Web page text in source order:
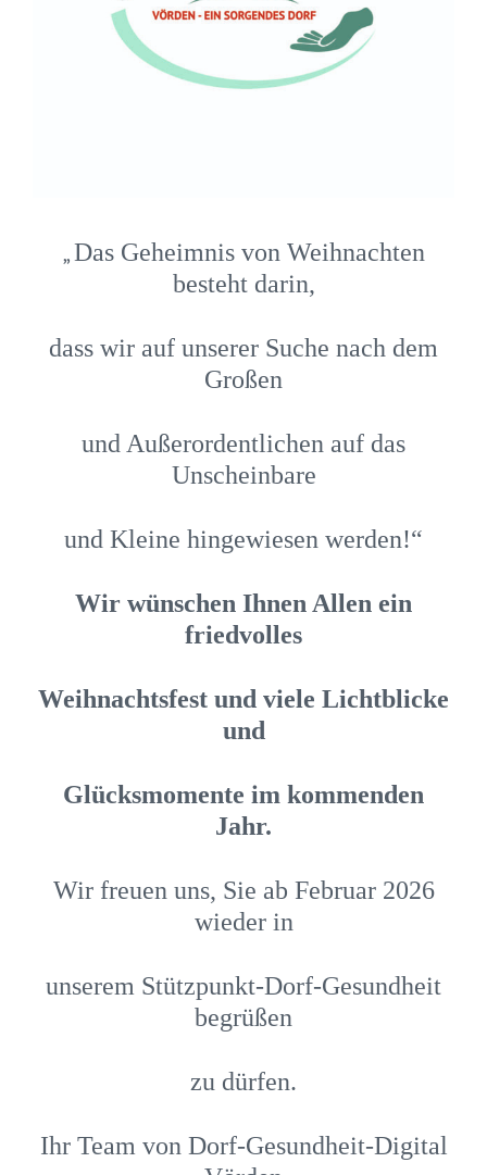
„Das Geheimnis von Weihnachten
besteht darin,
dass wir auf unserer Suche nach dem
Großen
und Außerordentlichen auf das
Unscheinbare
und Kleine hingewiesen werden!“
Wir wünschen Ihnen Allen ein
friedvolles
Weihnachtsfest und viele Lichtblicke
und
Glücksmomente im kommenden
Jahr.
Wir freuen uns, Sie ab Februar 2026
wieder in
unserem Stützpunkt-Dorf-Gesundheit
begrüßen
zu dürfen.
Ihr Team von Dorf-Gesundheit-Digital